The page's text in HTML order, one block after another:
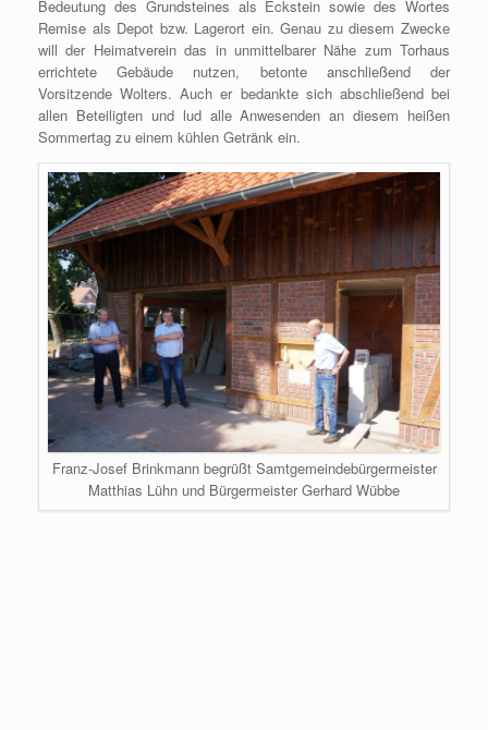
Bedeutung des Grundsteines als Eckstein sowie des Wortes
Remise als Depot bzw. Lagerort ein. Genau zu diesem Zwecke
will der Heimatverein das in unmittelbarer Nähe zum Torhaus
errichtete Gebäude nutzen, betonte anschließend der
Vorsitzende Wolters. Auch er bedankte sich abschließend bei
allen Beteiligten und lud alle Anwesenden an diesem heißen
Sommertag zu einem kühlen Getränk ein.
Franz-Josef Brinkmann begrüßt Samtgemeindebürgermeister
Matthias Lühn und Bürgermeister Gerhard Wübbe